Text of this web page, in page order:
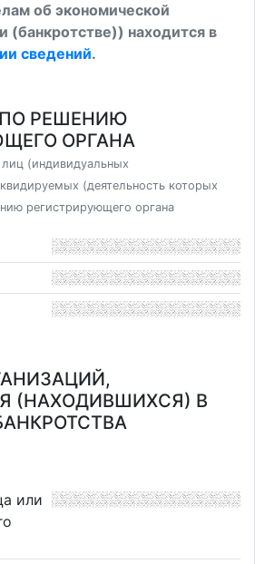
об экономической
(банкротстве)) находится в
сведений.
РЕШЕНИЮ
ОРГАНА
(индивидуальных
(деятельность которых
регистрирующего органа
(НАХОДИВШИХСЯ) В
или